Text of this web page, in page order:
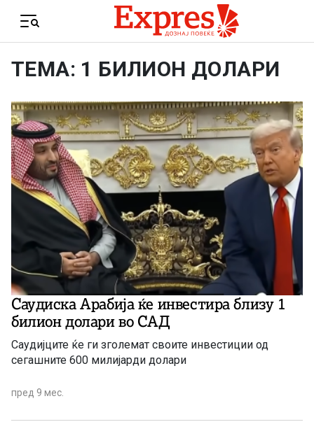
Menu
ТЕМА: 1 БИЛИОН ДОЛАРИ
Саудиска Арабија ќе инвестира близу 1
билион долари во САД
Саудијците ќе ги зголемат своите инвестиции од
сегашните 600 милијарди долари
пред 9 мес.